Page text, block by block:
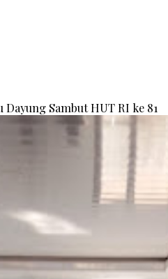
Sambut HUT RI ke 81